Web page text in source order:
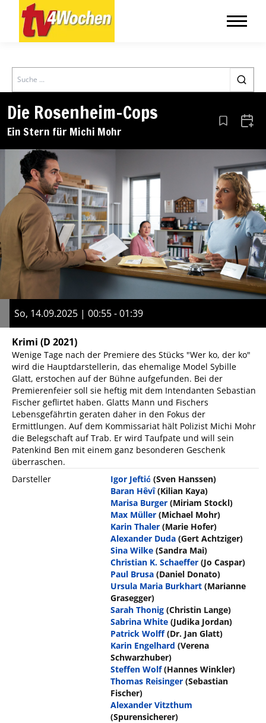
Search
Die Rosenheim-Cops
Ein Stern für Michi Mohr Aus den
So, 14.09.2025 | 00:55 - 01:39
Krimi (D 2021)
Wenige Tage nach der Premiere des Stücks "Wer ko, der ko"
wird die Hauptdarstellerin, das ehemalige Model Sybille
Glatt, erstochen auf der Bühne aufgefunden. Bei der
Premierenfeier soll sie heftig mit dem Intendanten Sebastian
Fischer geflirtet haben. Glatts Mann und Fischers
Lebensgefährtin geraten daher in den Fokus der
Ermittlungen. Auf dem Kommissariat hält Polizist Michi Mohr
die Belegschaft auf Trab. Er wird Taufpate und will sein
Patenkind Ben mit einem ganz besonderen Geschenk
überraschen.
Darsteller
Igor Jeftić (Sven Hanssen)
Baran Hêvî (Kilian Kaya)
Marisa Burger (Miriam Stockl)
Max Müller (Michael Mohr)
Karin Thaler (Marie Hofer)
Alexander Duda (Gert Achtziger)
Sina Wilke (Sandra Mai)
Christian K. Schaeffer (Jo Caspar)
Paul Brusa (Daniel Donato)
Ursula Maria Burkhart (Marianne
Grasegger)
Sarah Thonig (Christin Lange)
Sabrina White (Judika Jordan)
Patrick Wolff (Dr. Jan Glatt)
Karin Engelhard (Verena
Schwarzhuber)
Steffen Wolf (Hannes Winkler)
Thomas Reisinger (Sebastian
Fischer)
Alexander Vitzthum
(Spurensicherer)